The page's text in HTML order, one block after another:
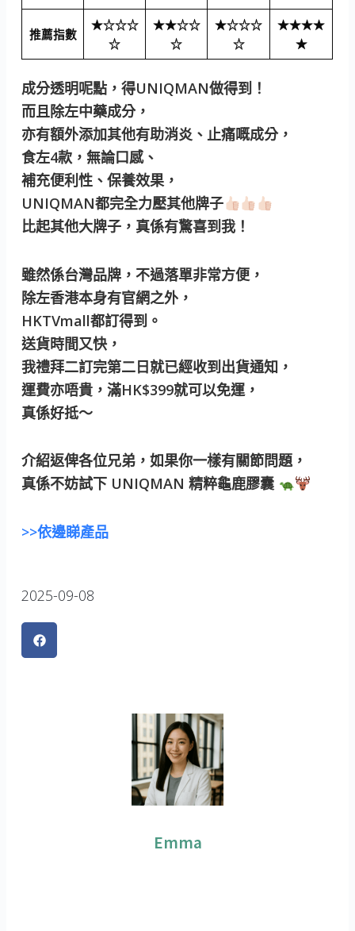
推薦指數
★☆☆☆
☆
★★☆☆
☆
★☆☆☆
☆
★★★★
★
成分透明呢點，得UNIQMAN做得到！
而且除左中藥成分，
亦有額外添加其他有助消炎、止痛嘅成分，
食左4款，無論口感、
補充便利性、保養效果，
UNIQMAN都完全力壓其他牌子
比起其他大牌子，真係有驚喜到我！
雖然係台灣品牌，不過落單非常方便，
除左香港本身有官網之外，
HKTVmall都訂得到。
送貨時間又快，
我禮拜二訂完第二日就已經收到出貨通知，
運費亦唔貴，滿HK$399就可以免運，
真係好抵～
介紹返俾各位兄弟，如果你一樣有關節問題，
真係不妨試下 UNIQMAN 精粹龜鹿膠囊
>>依邊睇產品
2025-09-08
Emma